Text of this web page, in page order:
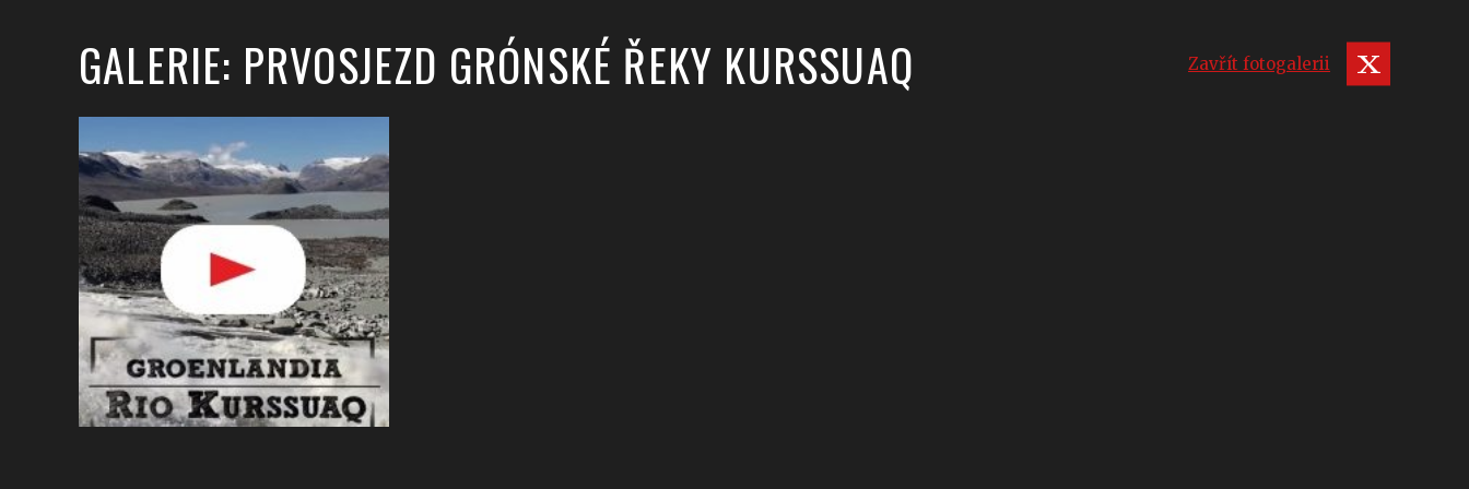
GALERIE: PRVOSJEZD GRÓNSKÉ ŘEKY KURSSUAQ Zavřít fotogalerii